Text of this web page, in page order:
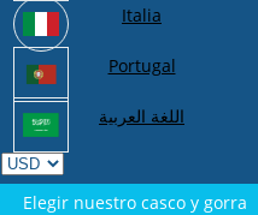
Italia
Portugal
اللغة العربية
Elegir nuestro casco y gorra